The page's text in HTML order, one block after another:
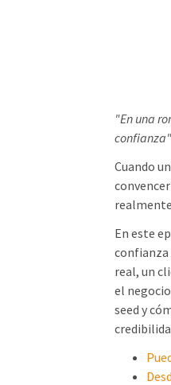
"En una
confianza"
Cuando
En este
confianza
real, un
el
seed y